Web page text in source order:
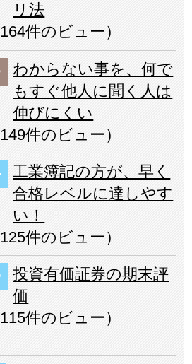
リ法
164件のビュー ）
わからない事を、何で
もすぐ他人に聞く人は
伸びにくい
149件のビュー ）
工業簿記の方が、早く
合格レベルに達しやす
い！
125件のビュー ）
投資有価証券の期末評
価
115件のビュー ）